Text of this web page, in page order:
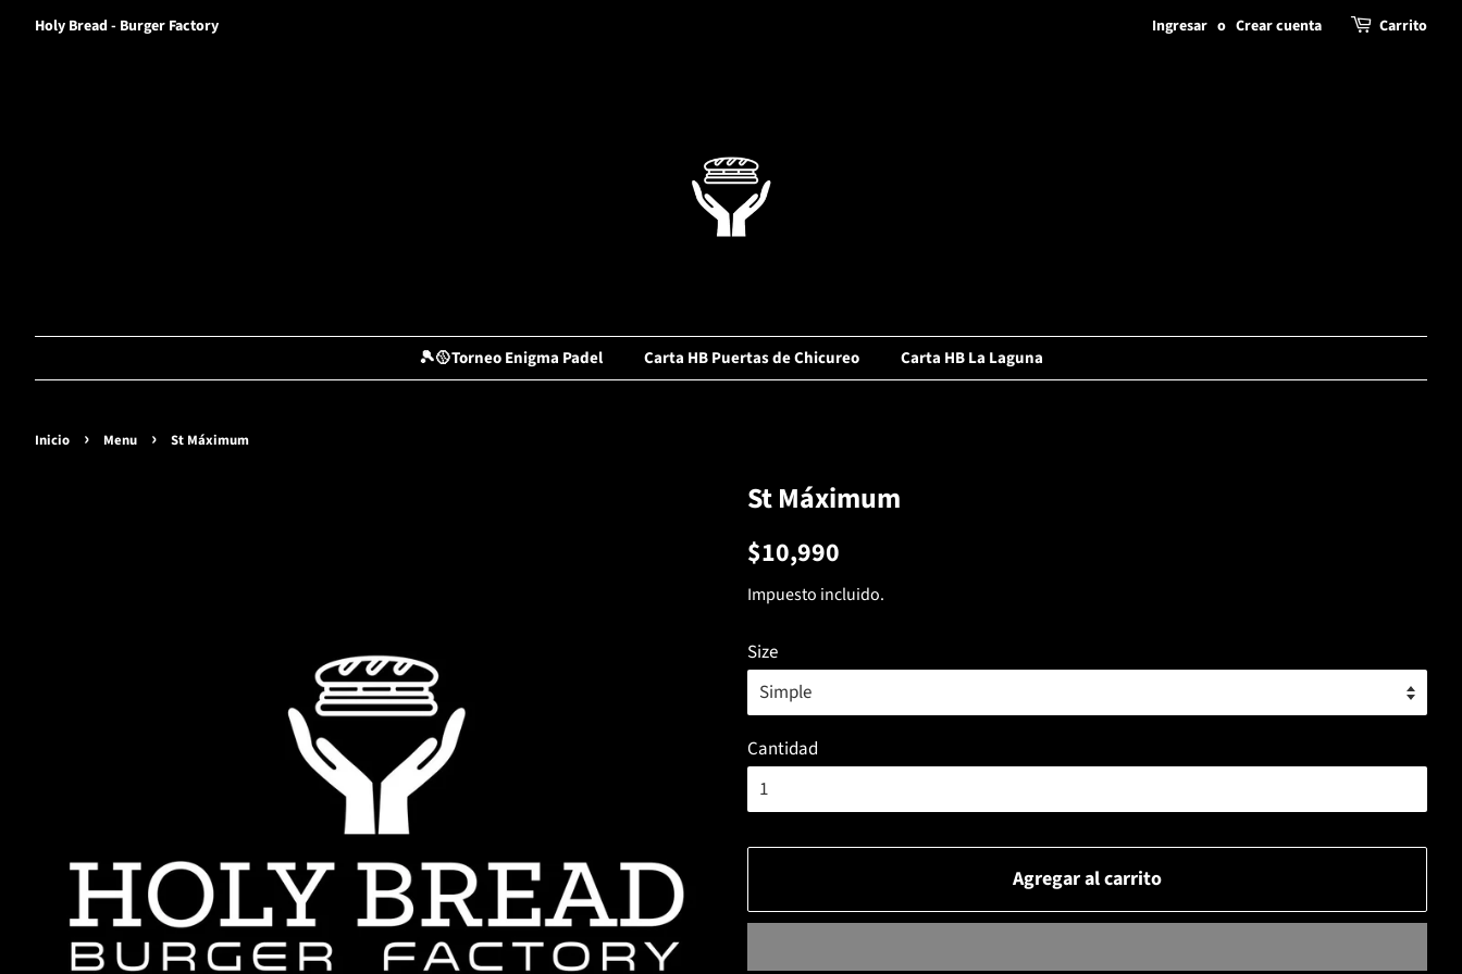
Holy Bread - Burger Factory Ingresar o Crear cuenta Carrito
🎾🥎Torneo Enigma Padel Carta HB Puertas de Chicureo Carta HB La Laguna
Inicio › Menu › St Máximum
St Máximum
Precio
$10,990
venta
Impuesto incluido.
Size
Cantidad
Agregar al carrito